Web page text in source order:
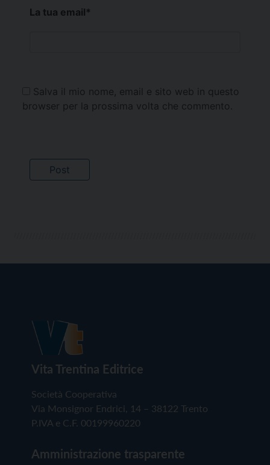
La tua email*
Salva il mio nome, email e sito web in questo
browser per la prossima volta che commento.
Vita Trentina Editrice
Società Cooperativa
Via Monsignor Endrici, 14 – 38122 Trento
P.IVA e C.F. 00199960220
Amministrazione trasparente